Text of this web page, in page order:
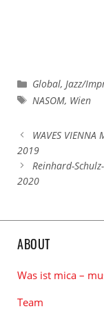
Kategorien
Global,Jazz/
Schlagwörter
NASOM, Wien
WAVES VIENNA
2019
Reinhard-
2020
ABOUT
Was ist mica –
Team